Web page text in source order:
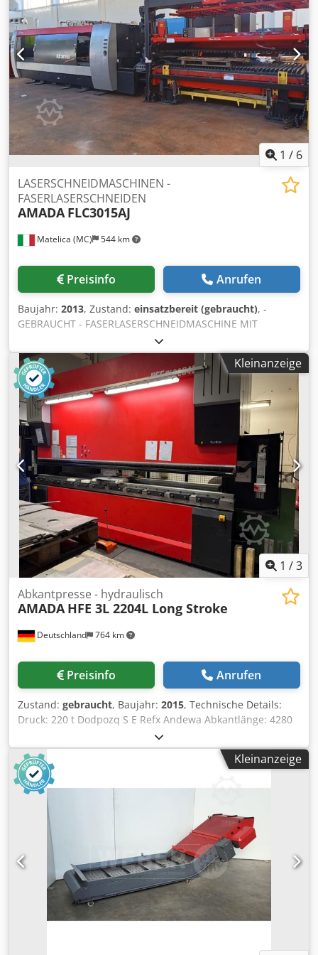
kW - Hinteranschlag per Handrad verstellbar 500 mm - E.-
Fußtaster - Platzbedarf ca. B 1600 x H 1800 x T 1200 mm -
Gewicht ca. 1,3 t
1 / 6
Matelica (MC) 544 km
LASERSCHNEIDMASCHINEN -
FASERLASERSCHNEIDEN
AMADA FLC3015AJ
Preisinfo Anrufen
Baujahr: 2013, Zustand: einsatzbereit (gebraucht), -
GEBRAUCHT - FASERLASERSCHNEIDMASCHINE MIT
PALETTENWECHSLER und BE- bzw. ENTLADESYSTEM
Dwodpfsvhc S Hex Andea X-ACHSEN-HUB: 3270 mm Y-
ACHSEN-HUB: 1550 mm Z-ACHSEN-HUB: 100 mm
ARBEITSBEREICH: 3070 x 1550 mm ZULÄSSIGE LAST AUF
DEM TISCH: 920 kg LASERQUELLE: AJ2000 Fiber; 2000 W
STEUERUNG: AMADA AMNC3i GEWICHT: 11200 kg
GESAMTABMESSUNGEN: 10028 x 2900 x 2000 mm
HINWEIS: MIT BE- bzw. ENTLADESYSTEM LKI, Modell
LST3015FLC-AJ, Baujahr 2013; AUTOMATISCHER
DÜSENAUSTAUSCH
Kleinanzeige
1 /3
Deutschland 764 km
Abkantpresse - hydraulisch
AMADA HFE 3L 2204L Long Stroke
Preisinfo Anrufen
Zustand: gebraucht, Baujahr: 2015, Technische Details:
Druck: 220 t Dodpozq S E Refx Andewa Abkantlänge: 4280
mm Ständerweite: 3760 mm Maschinengewicht ca.: 18 t
AMADA HFE 3L 2204L Long Stroke – 220 t CNC-Hydraulische
Abkantpresse, 8 Achsen Zum Verkauf steht eine AMADA
HFE 3L 2204L Long Stroke CNC-Abkantpresse der neuesten
HFE-Generation. Die Maschine wurde im Dezember 2015
gefertigt (Modelljahr 2016) und befindet sich in einem
außergewöhnlich gepflegten, technisch einwandfreien
Zustand. Mit einer Presskraft von 220 Tonnen, einer
Biegelänge von 4.280 mm sowie der Long-Stroke-
Ausführung mit 350 mm Hub und 620 mm Öffnung eignet
sich die Maschine ideal für anspruchsvolle Biegeaufgaben
im Maschinen-, Stahl-, Anlagen- und Metallbau. Auch die
Bearbeitung hoher Werkzeuge und großvolumiger
Kleinanzeige